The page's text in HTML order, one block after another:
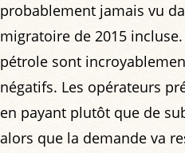
probablement jamais vu
migratoire de 2015
pétrole sont
négatifs. Les opérateurs
en payant plutôt que de
alors que la demande va